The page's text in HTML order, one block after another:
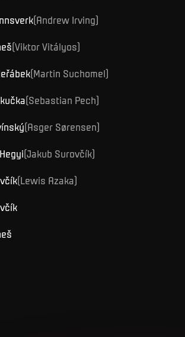
(Andrew Irving)
(Viktor Vitályos)
(Martin Suchomel)
(Sebastian Pech)
(Asger Sørensen)
Hegyi(Jakub Surovčík)
(Lewis Azaka)